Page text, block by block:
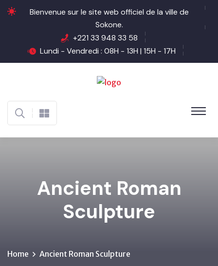
Bienvenue sur le site web officiel de la ville de
Sokone.
+221 33 948 33 58
Lundi - Vendredi : 08H - 13H | 15H - 17H
Ancient Roman
Sculpture
Home Ancient Roman Sculpture